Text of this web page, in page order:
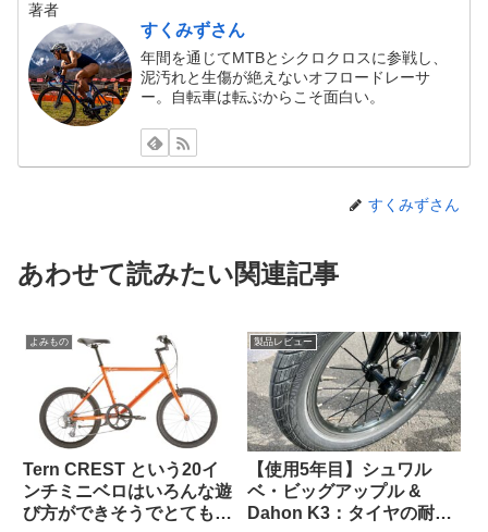
著者
すくみずさん
年間を通じてMTBとシクロクロスに参戦し、
泥汚れと生傷が絶えないオフロードレーサ
ー。自転車は転ぶからこそ面白い。
すくみずさん
あわせて読みたい関連記事
よみもの
Tern CREST という20イ
ンチミニベロはいろんな遊
び方ができそうでとても気
製品レビュー
【使用5年目】シュワル
ベ・ビッグアップル &
Dahon K3：タイヤの耐久